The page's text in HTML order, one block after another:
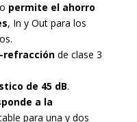
permite el ahorro
, In y Out para los
refracciónde clase 3
de 45 dB.
a la
para una y dos